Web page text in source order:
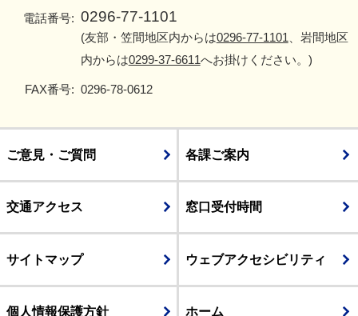
電話番号: 0296-77-1101
(友部・笠間地区内からは0296-77-1101 、岩間地区
内からは0299-37-6611へお掛けください。)
FAX番号: 0296-78-0612
ご意見・ご質問 各課ご案内
交通アクセス 窓口受付時間
サイトマップ ウェブアクセシビリティ
個人情報保護方針 ホーム